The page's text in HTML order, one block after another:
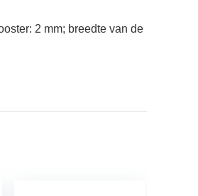
2 mm; breedte van de